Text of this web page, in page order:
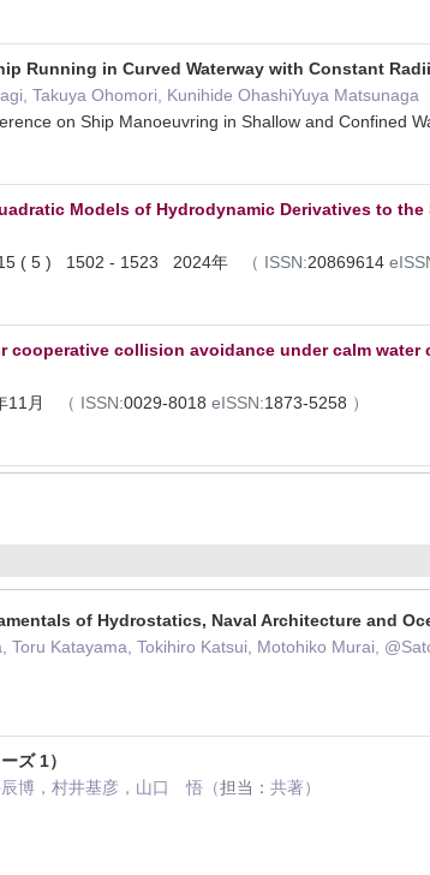
Running in Curved Waterway with Constant Radii
Takuya Ohomori, Kunihide OhashiYuya Matsunaga
on Ship Manoeuvring in Shallow and Confined
Models of Hydrodynamic Derivatives to
( 5 ) 1502 - 1523 2024年
（ ISSN:20869614
collision avoidance under calm water
11月
（ ISSN:0029-8018 eISSN:1873-5258 ）
of Hydrostatics, Naval Architecture and
Toru Katayama, Tokihiro Katsui, Motohiko Murai,
ズ 1）
博，村井基彦，山口 悟（担当： 共著）